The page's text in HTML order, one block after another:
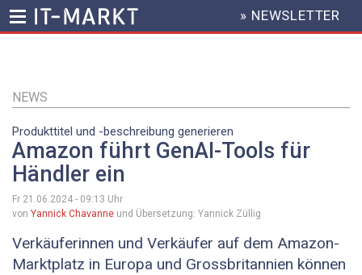
Inhalt
HEADER
MENU
» NEWSLETTER
NEWS
Produkttitel und -beschreibung generieren
Amazon führt GenAI-Tools für
Händler ein
Fr 21.06.2024 - 09:13 Uhr
von Yannick Chavanne und Übersetzung: Yannick Züllig
Verkäuferinnen und Verkäufer auf dem Amazon-
Marktplatz in Europa und Grossbritannien können